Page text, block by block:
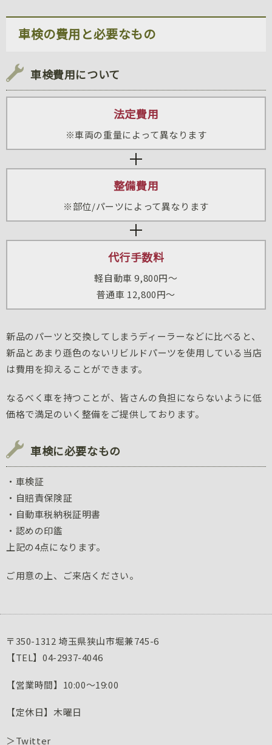
車検の費用と必要なもの
車検費用について
法定費用
※車両の重量によって異なります
整備費用
※部位/パーツによって異なります
代行手数料
軽自動車 9,800円～
普通車 12,800円～
新品のパーツと交換してしまうディーラーなどに比べると、
新品とあまり遜色のないリビルドパーツを使用している当店
は費用を抑えることができます。
なるべく車を持つことが、皆さんの負担にならないように低
価格で満足のいく整備をご提供しております。
車検に必要なもの
・車検証
・自賠責保険証
・自動車税納税証明書
・認めの印鑑
上記の4点になります。
ご用意の上、ご来店ください。
〒350-1312 埼玉県狭山市堀兼745-6
【TEL】04-2937-4046
【営業時間】10:00～19:00
【定休日】木曜日
＞Twitter